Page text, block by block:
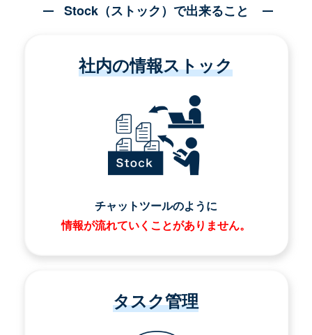
Stock（ストック）で出来ること
社内の情報ストック
チャットツールのように
情報が流れていくことがありません。
タスク管理